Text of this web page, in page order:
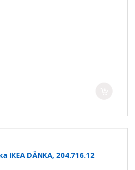
ІКЕА DÄNKA, 204.716.12